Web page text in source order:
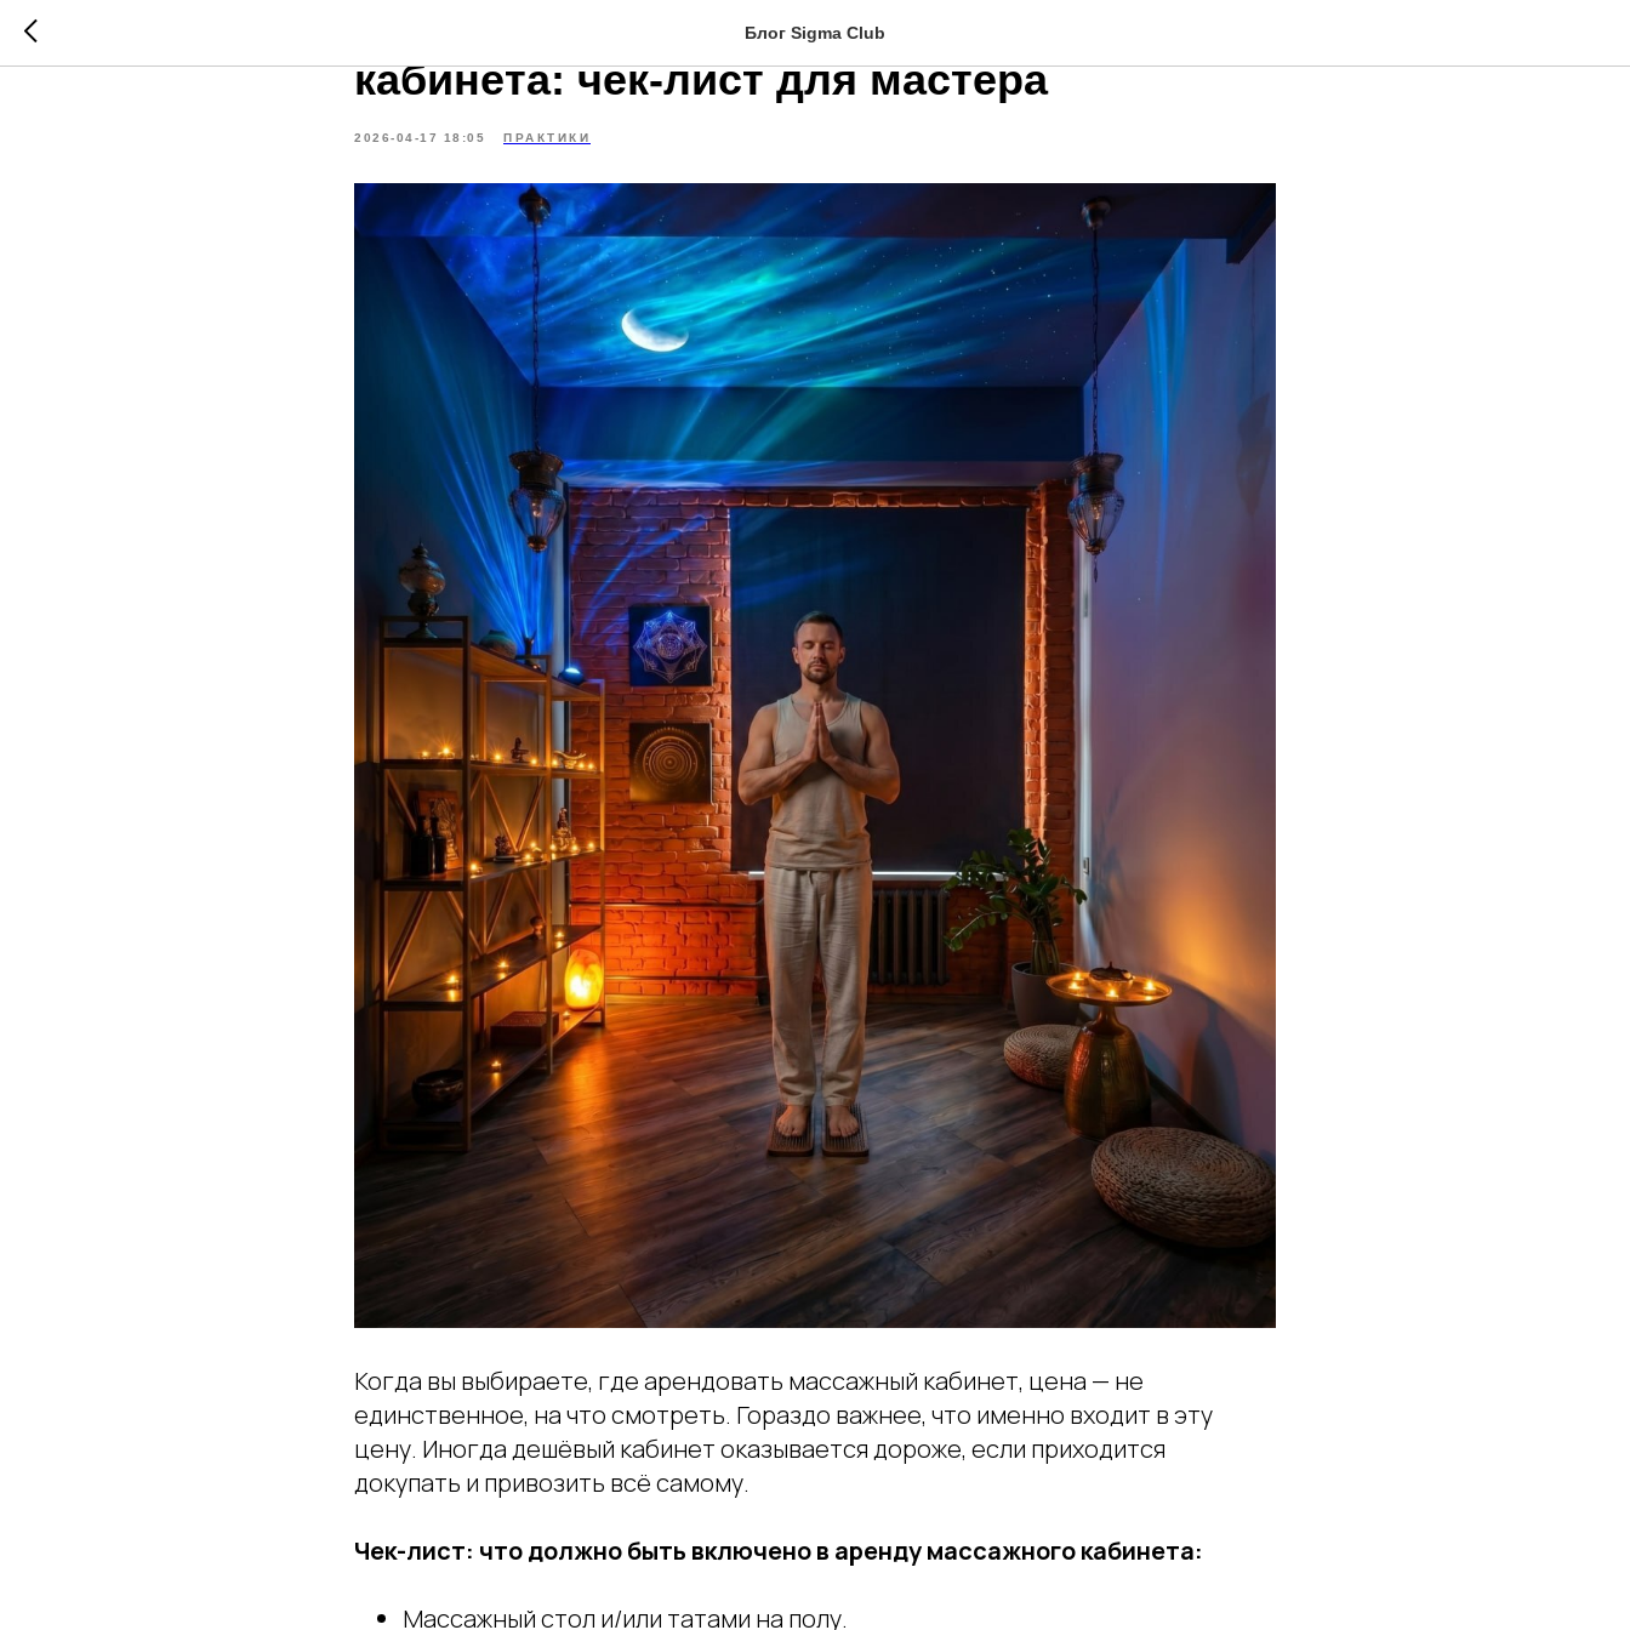
Блог Sigma Club
Что входит в аренду массажного
кабинета: чек-лист для мастера
2026-04-17 18:05 ПРАКТИКИ
Когда вы выбираете, где арендовать массажный кабинет, цена — не
единственное, на что смотреть. Гораздо важнее, что именно входит в эту
цену. Иногда дешёвый кабинет оказывается дороже, если приходится
докупать и привозить всё самому.
Чек-лист: что должно быть включено в аренду массажного кабинета:
Массажный стол и/или татами на полу.